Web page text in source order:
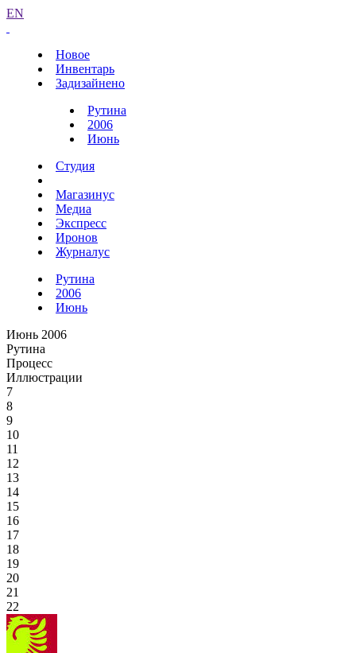
EN
Новое
Инвентарь
Задизайнено
Рутина
2006
Июнь
Студия
Магазинус
Медиа
Экспресс
Иронов
Журналус
Рутина
2006
Июнь
Июнь 2006
Рутина
Процесс
Иллюстрации
7
8
9
10
11
12
13
14
15
16
17
18
19
20
21
22